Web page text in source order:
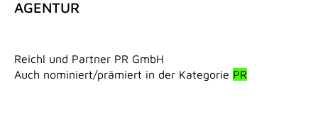
AGENTUR
Reichl und Partner PR GmbH
Auch nominiert/prämiert in der Kategorie PR